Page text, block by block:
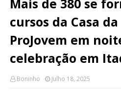
Mais de 380 se
cursos da Casa
ProJovem em
celebração em
Boninho Julho 18, 2025